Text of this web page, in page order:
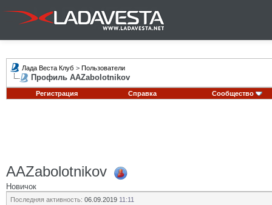
Лада Веста Клуб > Пользователи
Профиль AAZabolotnikov
Регистрация Справка Сообщество
AAZabolotnikov
Новичок
Последняя активность: 06.09.2019 11:11